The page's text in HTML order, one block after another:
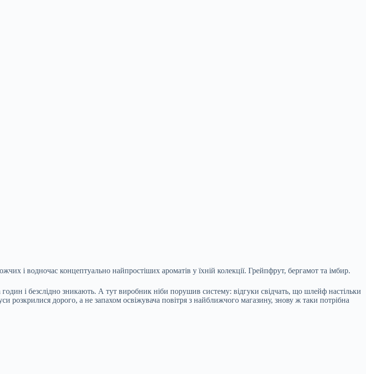
і водночас концептуально найпростіших ароматів у їхній колекції. Грейпфрут, бергамот та імбир.
і безслідно зникають. А тут виробник ніби порушив систему: відгуки свідчать, що шлейф настільки
дорого, а не запахом освіжувача повітря з найближчого магазину, знову ж таки потрібна